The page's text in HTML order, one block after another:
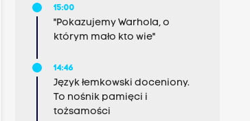
15:00
"Pokazujemy Warhola, o
którym mało kto wie"
14:46
Język łemkowski doceniony.
To nośnik pamięci i
tożsamości